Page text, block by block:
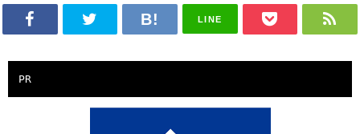
LINE
PR